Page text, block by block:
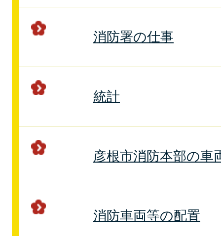
消防署の仕事
統計
彦根市消防本部の車
消防車両等の配置